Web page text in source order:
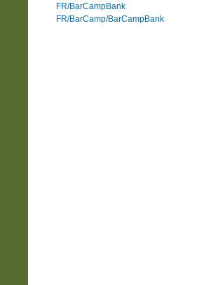
FR/BarCampBank
FR/BarCamp/BarCampBank